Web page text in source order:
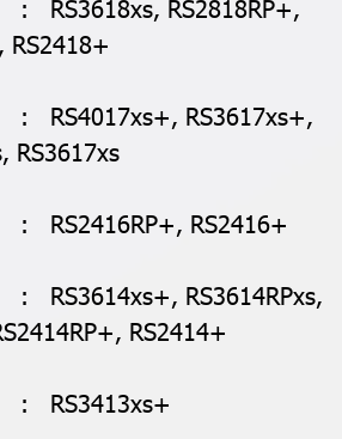
RS2818RP+,
RS2418+
RS3617xs+,
RS3617xs
RS2416+
RS3614RPxs,
RS2414+